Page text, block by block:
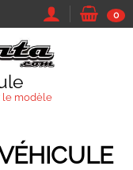
0
le modèle